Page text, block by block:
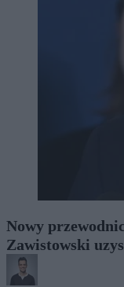
Nowy
Zawistowski